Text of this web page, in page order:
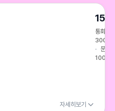
통화
300분
문자
100건
자세히보기